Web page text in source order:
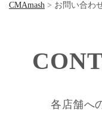
CMAmash > お問い合わ
各店舗へ